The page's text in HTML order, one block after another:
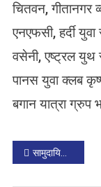
चितवन, गीतानगर
एनएफसी, हर्दी
वसेनी, एष्ट्रल युथ
पानस युवा क्लब
बगान यात्रा
P
o
सामुदायिक विद्यालयमा अध्ययन गर्ने छात्रालाई साइकल